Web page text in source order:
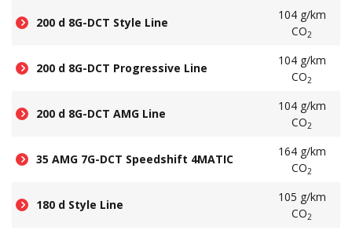
200 d 8G-DCT Style Line
104 g/km
CO2
200 d 8G-DCT Progressive Line
104 g/km
CO2
200 d 8G-DCT AMG Line
104 g/km
CO2
35 AMG 7G-DCT Speedshift 4MATIC
164 g/km
CO2
180 d Style Line
105 g/km
CO2